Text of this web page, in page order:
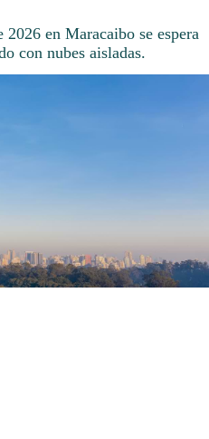
en Maracaibo se espera
con nubes aisladas.